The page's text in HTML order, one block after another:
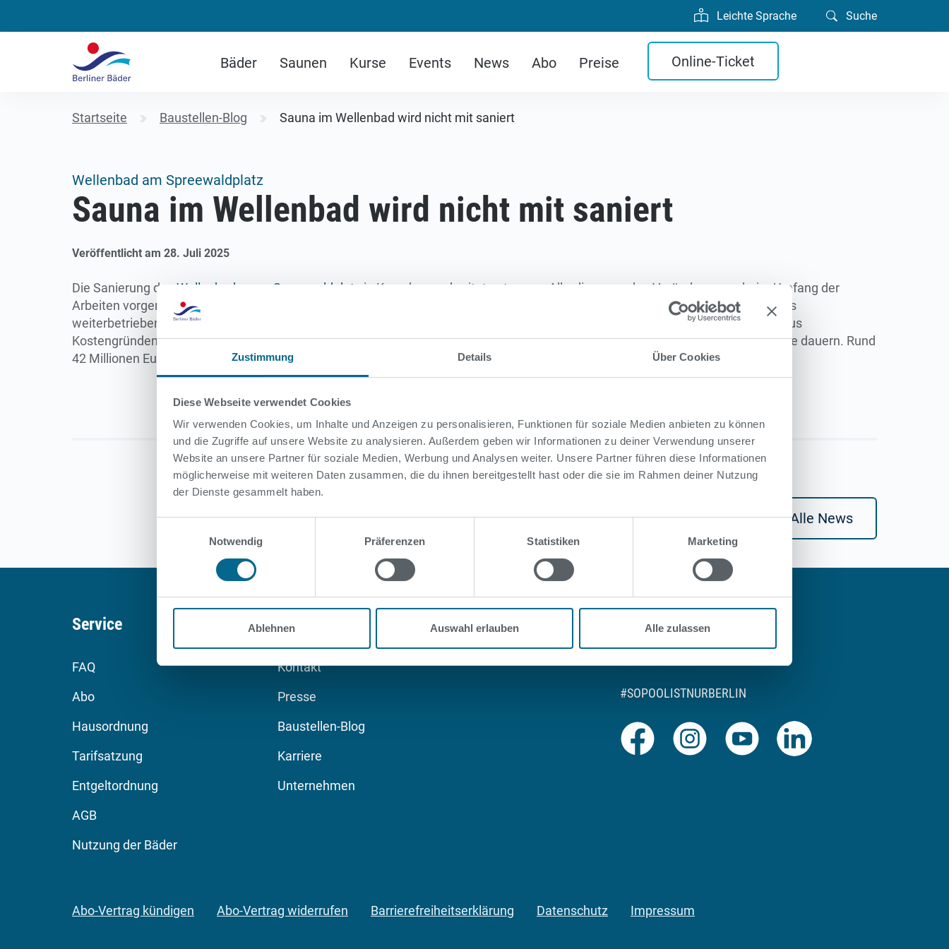
Zustimmung Details Über Cookies
Diese Webseite verwendet Cookies
Wir verwenden Cookies, um Inhalte und Anzeigen zu personalisieren, Funktionen für soziale Medien anbieten zu können
und die Zugriffe auf unsere Website zu analysieren. Außerdem geben wir Informationen zu deiner Verwendung unserer
Website an unsere Partner für soziale Medien, Werbung und Analysen weiter. Unsere Partner führen diese Informationen
möglicherweise mit weiteren Daten zusammen, die du ihnen bereitgestellt hast oder die sie im Rahmen deiner Nutzung
der Dienste gesammelt haben.
Notwendig
Präferenzen Statistiken Marketing
Ablehnen Auswahl erlauben Alle zulassen
Leichte Sprache Suche
Bäder Saunen Kurse Events News Abo Preise Online-Ticket
Startseite Baustellen-Blog Sauna im Wellenbad wird nicht mit saniert
Wellenbad am Spreewaldplatz
Sauna im Wellenbad wird nicht mit saniert
Veröffentlicht am 28. Juli 2025
Die Sanierung des Wellenbades am Spreewaldplatz
in Kreuzberg schreitet gut voran. Allerdings wurden Veränderungen beim Umfang der
Arbeiten vorgenommen. Aus Kostengründen wird die Sauna im Wellenbad nicht saniert, sie wird nach der Sanierung nicht von uns
weiterbetrieben. Zudem wird auf den Hubboden verzichtet, der im Sprungbecken eingebaut werden sollte. Auch das geschieht aus
Kostengründen. Die Sanierung des Wellenbades am Spreewaldplatz hat im Herbst 2023 begonnen und wird mindestens 3,5 Jahre dauern. Rund
42 Millionen Euro sind dafür veranschlagt. Das ist die größte Einzelinvestition in unserer Unternehmensgeschichte.
Alle News
#SOPOOLISTNURBERLIN
Facebook Instagram Youtube
Service
FAQ
Abo
Hausordnung
Tarifsatzung
Entgeltordnung
AGB
Nutzung der Bäder
Über uns
Kontakt
Presse
Baustellen-Blog
Karriere
Unternehmen
Abo-Vertrag kündigen Abo-Vertrag widerrufen Barrierefreiheitserklärung Datenschutz Impressum